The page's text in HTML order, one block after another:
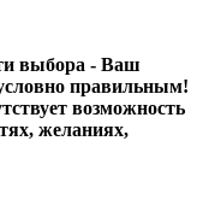
выбора - Ваш
правильным!
возможность
желаниях,